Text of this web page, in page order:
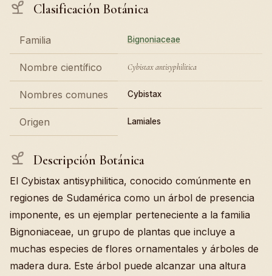
Clasificación Botánica
Familia Bignoniaceae
Nombre científico Cybistax antisyphilitica
Nombres comunes Cybistax
Origen Lamiales
Descripción Botánica
El Cybistax antisyphilitica, conocido comúnmente en
regiones de Sudamérica como un árbol de presencia
imponente, es un ejemplar perteneciente a la familia
Bignoniaceae, un grupo de plantas que incluye a
muchas especies de flores ornamentales y árboles de
madera dura. Este árbol puede alcanzar una altura